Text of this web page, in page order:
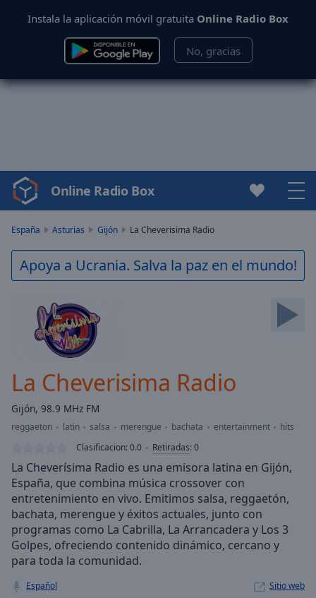
Instala la aplicación móvil gratuita Online Radio Box
No, gracias
Video
Player
Play
Video
Backward
Forward
Current
Time0:00
Duration
Loaded:
Stream
TypeLIVE
Seek to
live,
currently
behind
live
LIVE
Remaining
Time -
Online Radio Box
España Asturias Gijón La Cheverisima Radio
Apoya a Ucrania. Salva la paz en el mundo!
La Cheverisima Radio
Gijón, 98.9 MHz FM
reggaeton latin salsa merengue bachata entertainment
hits
Clasificacion:0.0 Retiradas:0
La Cheverísima Radio es una emisora latina en Gijón,
España, que combina música crossover con
entretenimiento en vivo. Emitimos salsa, reggaetón,
bachata, merengue y éxitos actuales, junto con
programas como La Cabrilla, La Arrancadera y Los 3
Golpes, ofreciendo contenido dinámico, cercano y
para toda la comunidad.
Español Sitio web